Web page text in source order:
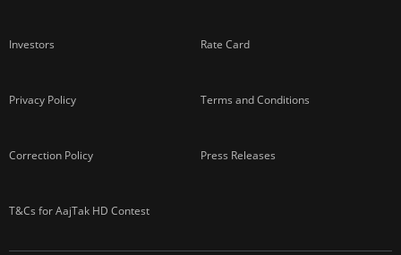
Investors Rate Card
Privacy Policy Terms and Conditions
Correction Policy Press Releases
T&Cs for AajTak HD Contest